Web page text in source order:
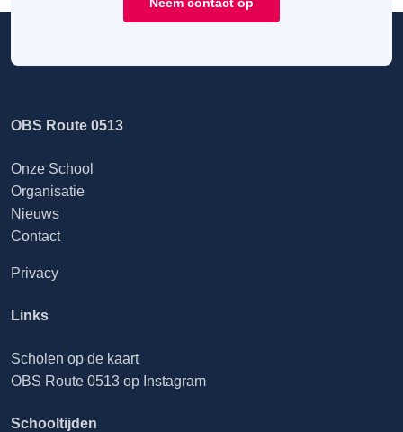
OBS Route 0513
Onze School
Organisatie
Nieuws
Contact
Privacy
Links
Scholen op de kaart
OBS Route 0513 op Instagram
Schooltijden